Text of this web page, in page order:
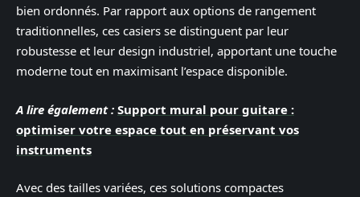
bien ordonnés. Par rapport aux options de rangement
traditionnelles, ces casiers se distinguent par leur
robustesse et leur design industriel, apportant une touche
moderne tout en maximisant l’espace disponible.
A lire également : Support mural pour guitare :
optimiser votre espace tout en préservant vos
instruments
Avec des tailles variées, ces solutions compactes